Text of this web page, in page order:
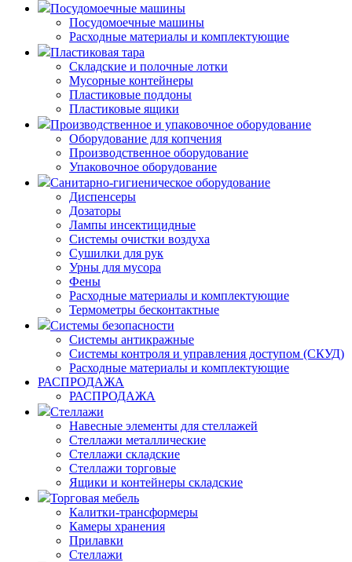
Посудомоечные машины
Посудомоечные машины
Расходные материалы и комплектующие
Пластиковая тара
Складские и полочные лотки
Мусорные контейнеры
Пластиковые поддоны
Пластиковые ящики
Производственное и упаковочное оборудование
Оборудование для копчения
Производственное оборудование
Упаковочное оборудование
Санитарно-гигиеническое оборудование
Диспенсеры
Дозаторы
Лампы инсектицидные
Системы очистки воздуха
Сушилки для рук
Урны для мусора
Фены
Расходные материалы и комплектующие
Термометры бесконтактные
Системы безопасности
Системы антикражные
Системы контроля и управления доступом (СКУД)
Расходные материалы и комплектующие
РАСПРОДАЖА
РАСПРОДАЖА
Стеллажи
Навесные элементы для стеллажей
Стеллажи металлические
Стеллажи складские
Стеллажи торговые
Ящики и контейнеры складские
Торговая мебель
Калитки-трансформеры
Камеры хранения
Прилавки
Стеллажи